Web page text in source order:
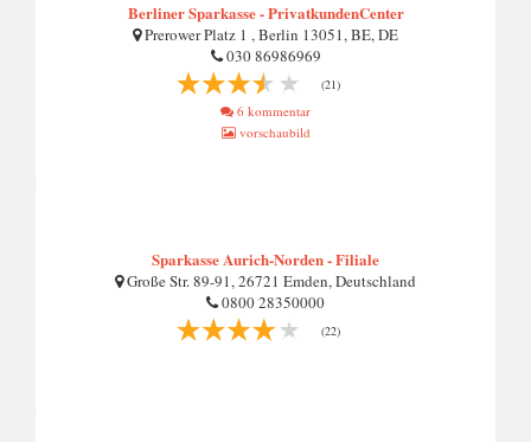
Berliner Sparkasse - PrivatkundenCenter
Prerower Platz 1 , Berlin 13051, BE, DE
030 86986969
(21)
6 kommentar
vorschaubild
Sparkasse Aurich-Norden - Filiale
Große Str. 89-91, 26721 Emden, Deutschland
0800 28350000
(22)